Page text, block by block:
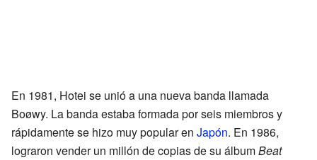
En 1981, Hotei se unió a una nueva banda llamada
Boøwy. La banda estaba formada por seis miembros y
rápidamente se hizo muy popular en Japón. En 1986,
lograron vender un millón de copias de su álbumBeat